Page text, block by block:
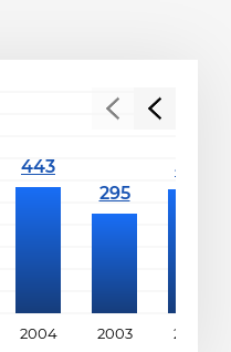
2004 2003 2002